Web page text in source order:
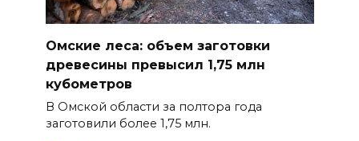
Омские леса: объем заготовки
древесины превысил 1,75 млн
кубометров
В Омской области за полтора года
заготовили более 1,75 млн.